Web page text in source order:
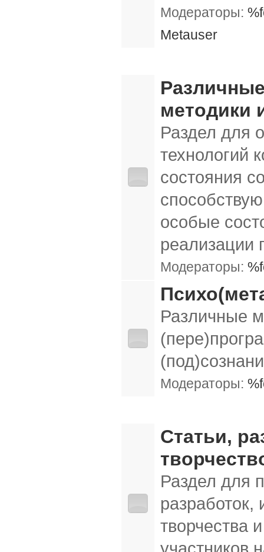
Модераторы:
Metauser
методики
Раздел для
технологий
состояния
особые
реализации
Модераторы:
Различные
Модераторы:
Статьи,
Раздел для
творчества